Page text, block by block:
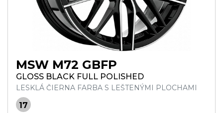
MSW M72 GBFP
GLOSS BLACK FULL POLISHED
LESKLÁ ČIERNA FARBA S LEŠTENÝMI PLOCHAMI
17